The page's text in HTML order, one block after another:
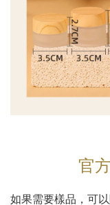
官
如果需要樣品，可